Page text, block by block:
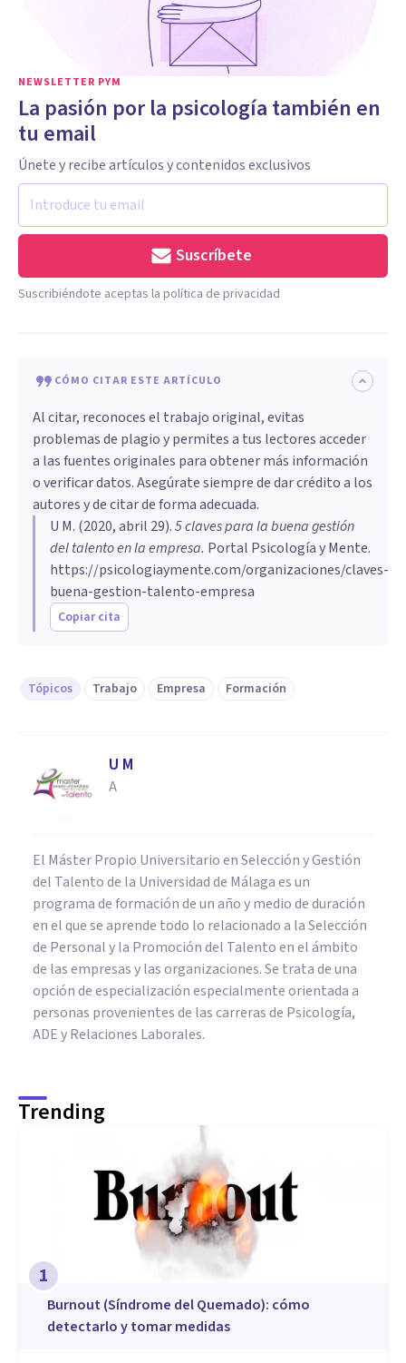
NEWSLETTER PYM
La pasión por la psicología también en
tu email
Únete y recibe artículos y contenidos exclusivos
Suscríbete
Suscribiéndote aceptas la política de privacidad
CÓMO CITAR ESTE ARTÍCULO
Al citar, reconoces el trabajo original, evitas
problemas de plagio y permites a tus lectores acceder
a las fuentes originales para obtener más información
o verificar datos. Asegúrate siempre de dar crédito a los
autores y de citar de forma adecuada.
U M. (2020, abril 29).5 claves para la buena gestión
del talento en la empresa. Portal Psicología y Mente.
https://psicologiaymente.com/organizaciones/claves-
buena-gestion-talento-empresa
Copiar cita
Tópicos Trabajo Empresa Formación
U M
A
El Máster Propio Universitario en Selección y Gestión
del Talento de la Universidad de Málaga es un
programa de formación de un año y medio de duración
en el que se aprende todo lo relacionado a la Selección
de Personal y la Promoción del Talento en el ámbito
de las empresas y las organizaciones. Se trata de una
opción de especialización especialmente orientada a
personas provenientes de las carreras de Psicología,
ADE y Relaciones Laborales.
Trending
1
Burnout (Síndrome del Quemado): cómo
detectarlo y tomar medidas